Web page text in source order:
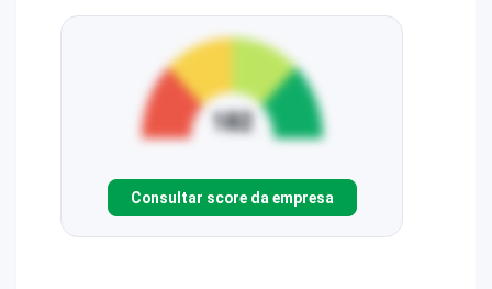
Consultar score da empresa